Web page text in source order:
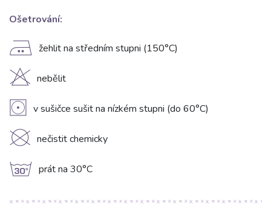
Ošetrování:
E žehlit na středním stupni (150°C)
H nebělit
V v sušičce sušit na nízkém stupni (do 60°C)
K nečistit chemicky
g prát na 30°C